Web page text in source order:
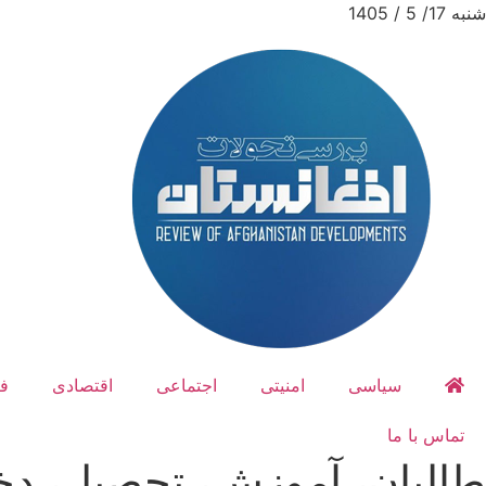
شنبه 17/ 5 / 1405
سیاسی امنیتی اجتماعی اقتصادی
تماس با ما